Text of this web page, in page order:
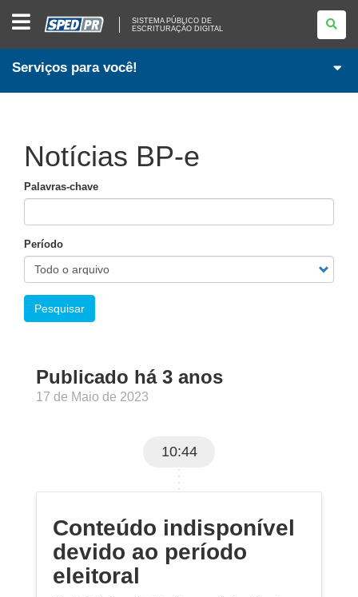
PÚBLICO
DE
ESCRITURAÇÃO
SISTEMA PÚBLICO DE
ESCRITURAÇÃO DIGITAL
Serviços para você!
Notícias BP-e
Palavras-chave
Período
Pesquisar
Publicado há 3 anos
17 de Maio de 2023
10:44
Conteúdo indisponível
devido ao período
eleitoral